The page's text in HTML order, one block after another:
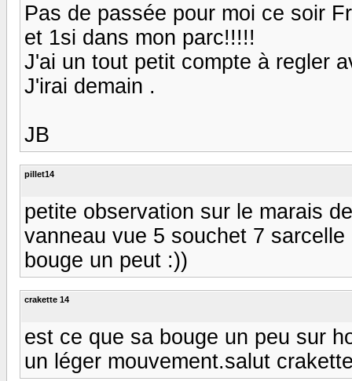
Pas de passée pour moi ce soir
et 1si dans mon parc!!!!!
J'ai un tout petit compte à regler
J'irai demain .
JB
pillet14
petite observation sur le marais
vanneau vue 5 souchet 7
bouge un peut :))
crakette 14
est ce que sa bouge un peu sur
un léger mouvement.salut